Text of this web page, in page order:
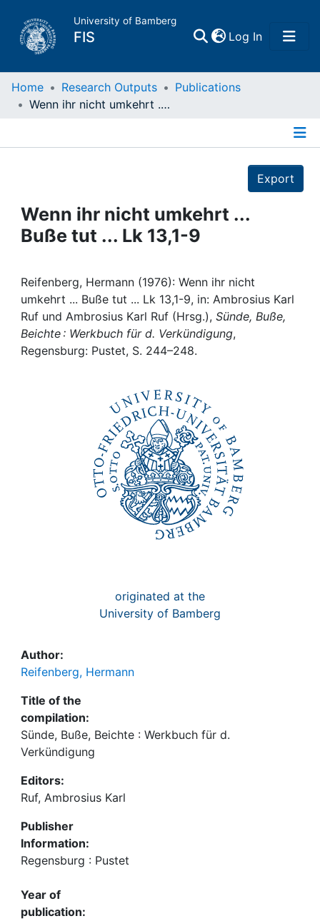
University of Bamberg
FIS Log In(current)
Home
Projects
People
Institutions
Awards
My FIS
Home Research Outputs
Publications
Wenn ihr nicht umkehrt ... Buße tut ... Lk 13,1-9
Export
Wenn ihr nicht umkehrt ...
Buße tut ... Lk 13,1-9
Reifenberg, Hermann (1976): Wenn ihr nicht
umkehrt ... Buße tut ... Lk 13,1-9, in: Ambrosius Karl
Ruf und Ambrosius Karl Ruf (Hrsg.), Sünde, Buße,
Beichte : Werkbuch für d. Verkündigung,
Regensburg: Pustet, S. 244–248.
originated at the
University of Bamberg
Author:
Reifenberg, Hermann
Title of the
compilation:
Sünde, Buße, Beichte : Werkbuch für d.
Verkündigung
Editors:
Ruf, Ambrosius Karl
Publisher
Information:
Regensburg : Pustet
Year of
publication: